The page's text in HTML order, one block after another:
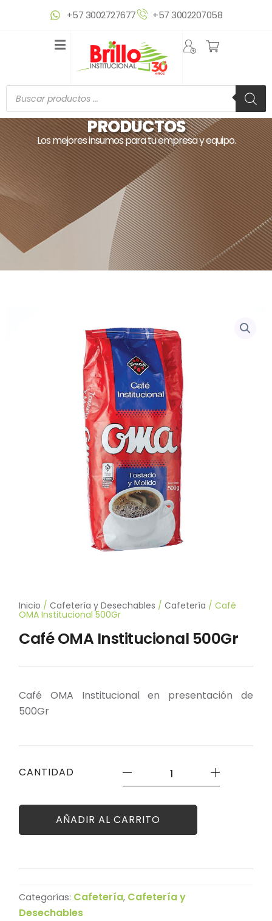
+57 3002727677 +57 3002207058
de
productos
PRODUCTOS
Los mejores insumos para tu empresa y equipo.
Inicio /Cafetería y Desechables /Cafetería / Café
OMA Institucional 500Gr
Café OMA Institucional 500Gr
Café OMA Institucional en presentación de
500Gr
CANTIDAD
OMA
Institucional
AÑADIR AL CARRITO
Categorías: Cafetería, Cafetería y
Desechables